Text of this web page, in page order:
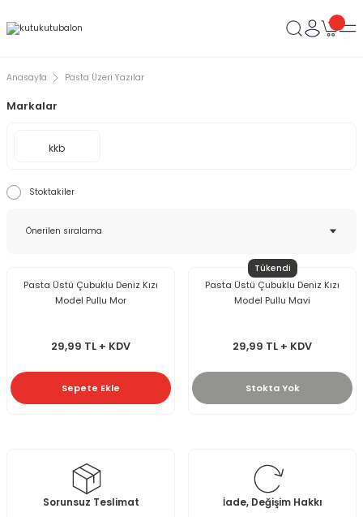
Anasayfa Pasta Üzeri Yazılar
Markalar
kkb
Stoktakiler
Pasta Üstü Çubuklu Deniz Kızı
Model Pullu Mor
29,99 TL + KDV
Sepete Ekle
Tükendi
Pasta Üstü Çubuklu Deniz Kızı
Model Pullu Mavi
29,99 TL + KDV
Stokta Yok
Sorunsuz Teslimat İade, Değişim Hakkı